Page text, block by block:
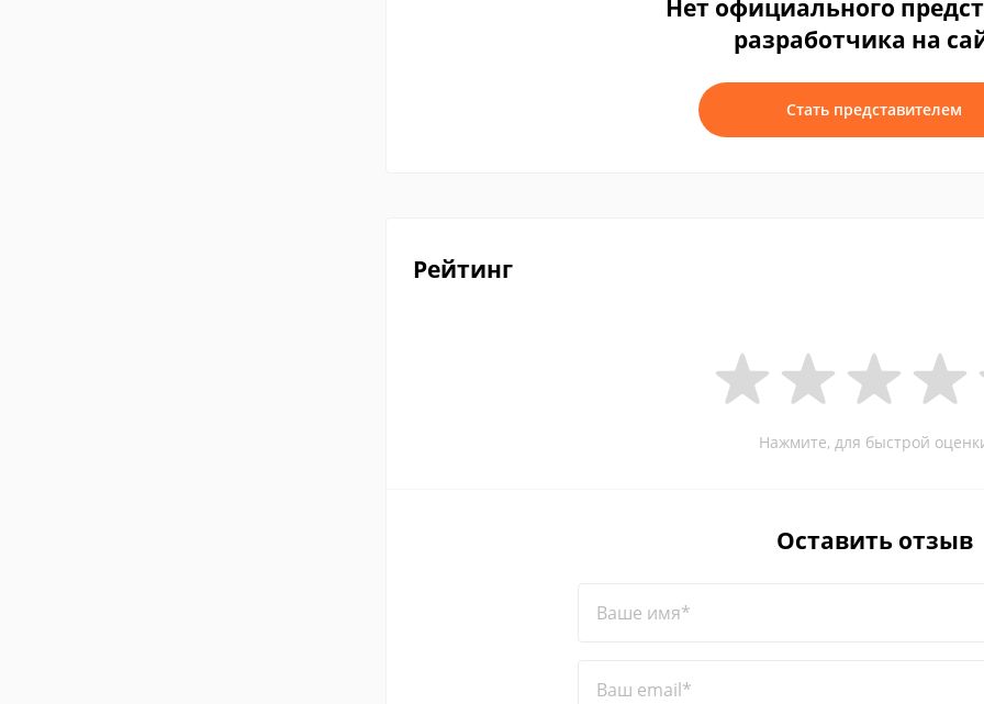
Нет официального
разработчика на
Стать представителем
Рейтинг
Нажмите, для быстрой
Оставить отзыв
Ваше имя*
Ваш email*